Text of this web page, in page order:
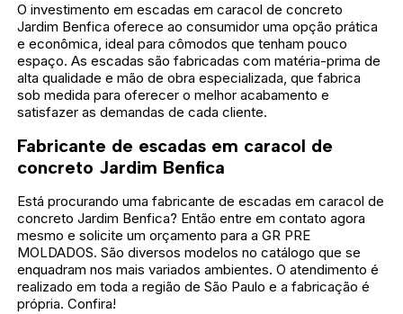
O investimento em escadas em caracol de concreto
Jardim Benfica oferece ao consumidor uma opção prática
e econômica, ideal para cômodos que tenham pouco
espaço. As escadas são fabricadas com matéria-prima de
alta qualidade e mão de obra especializada, que fabrica
sob medida para oferecer o melhor acabamento e
satisfazer as demandas de cada cliente.
Fabricante de escadas em caracol de
concreto Jardim Benfica
Está procurando uma fabricante de escadas em caracol de
concreto Jardim Benfica? Então entre em contato agora
mesmo e solicite um orçamento para a GR PRE
MOLDADOS. São diversos modelos no catálogo que se
enquadram nos mais variados ambientes. O atendimento é
realizado em toda a região de São Paulo e a fabricação é
própria. Confira!